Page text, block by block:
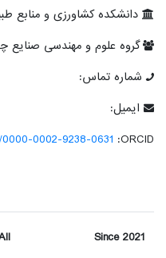
دانشکده کشاورزی و منابع
گروه علوم و مهندسی صنایع
شماره تماس:
ایمیل:
ORCID:
0002-9238-0631
Since 2021